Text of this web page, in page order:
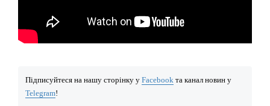
Підписуйтеся на нашу сторінку у Facebook та канал новин у
Telegram!